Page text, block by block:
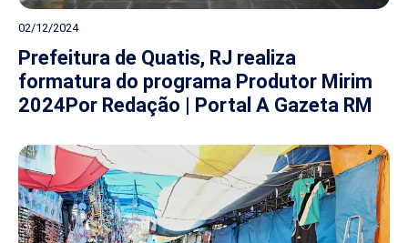
02/12/2024
Prefeitura de Quatis, RJ realiza
formatura do programa Produtor Mirim
2024Por Redação | Portal A Gazeta RM